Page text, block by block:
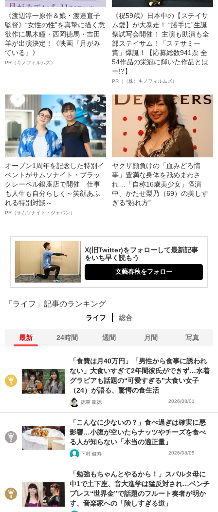
《渡辺淳一原作＆娘・渡邉直子
監督》“女性の性”を真摯に描く意
欲作に黒木瞳・西岡德馬・吉田
羊が出演決定！《映画『月がみ
ている』》
PR（キノフィルムズ）
《祝59歳》日本中の【ステイサ
ム愛】が大暴走！ “勝手に”生誕
祭試写会開催！ 主演も助演も全
部ステイサム！「ステサミー
賞」爆誕！【応募総数941票 全
54作品の栄冠に輝いた作品とは
ー!?】
PR（（株）キノフィルムズ）
オープン1周年を記念した特別イ
ベントがサムソナイト・ブラッ
クレーベル銀座店で開催 仕事
も人生も自分らしく～笑顔あふ
れる特別対談～
PR（サムソナイト・ジャパン）
ヤクザ顔負けの「血みどろ情
事」豊満な身体を舐めまわさ
れ…「自称16歳美少女」怪演
中、かたせ梨乃（69）の美しす
ぎる“熟れ方”
X(旧Twitter)をフォローして最新記事
をいち早く読もう
文藝春秋をフォロー
「ライフ」記事のランキング
ライフ 総合
最新 24時間 週間 月間 写真
「食費は月40万円」「男性から食事に誘われ
ない」大食いすぎて2年間彼氏ができず…水着
グラビアも話題の“可愛すぎる”大食い女子
（24）が語る、驚愕の食生活
徳重 龍徳 2026/08/01
「こんなに少ないの？」食べ過ぎは確実に悪
影響…小腹が空いたらナッツやチーズを食べ
る人が知らない「本当の適正量」
下村 健寿 2026/08/05
「勉強もちゃんとやるから！」スパルタ母に
中1で土下座、音大進学は猛反対され…ベンチ
プレス“世界金”で話題のフルート奏者が明か
す、音楽家への「険しすぎる道」